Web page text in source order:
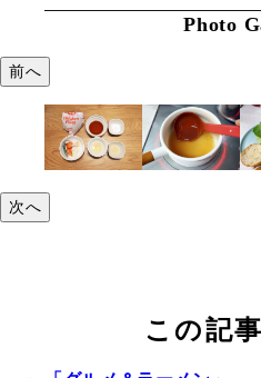
Photo
前へ
次へ
この記